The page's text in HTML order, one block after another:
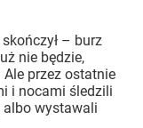
– burz
nie będzie,
Ale przez ostatnie
i nocami śledzili
albo wystawali